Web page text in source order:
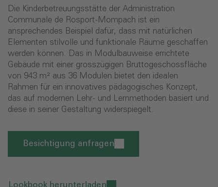
Die Kinderbetreuungsstätte der Administration
Communale de Rosport-Mompach ist ein
ansprechendes Beispiel dafür, dass mit natürlichen
Elementen stilvolle und funktionale Räume geschaffen
werden können. Das in Modulbauweise errichtete
Gebäude mit einer grosszügigen Bruttogeschossfläche
von 943 m² aus 36 Modulen bietet den idealen
Rahmen für ein innovatives pädagogisches Konzept,
das auf modernen Lehr- und Lernmethoden basiert und
diese in seiner Gestaltung widerspiegelt.
Besichtigung anfragen
Lookbook herunterladen